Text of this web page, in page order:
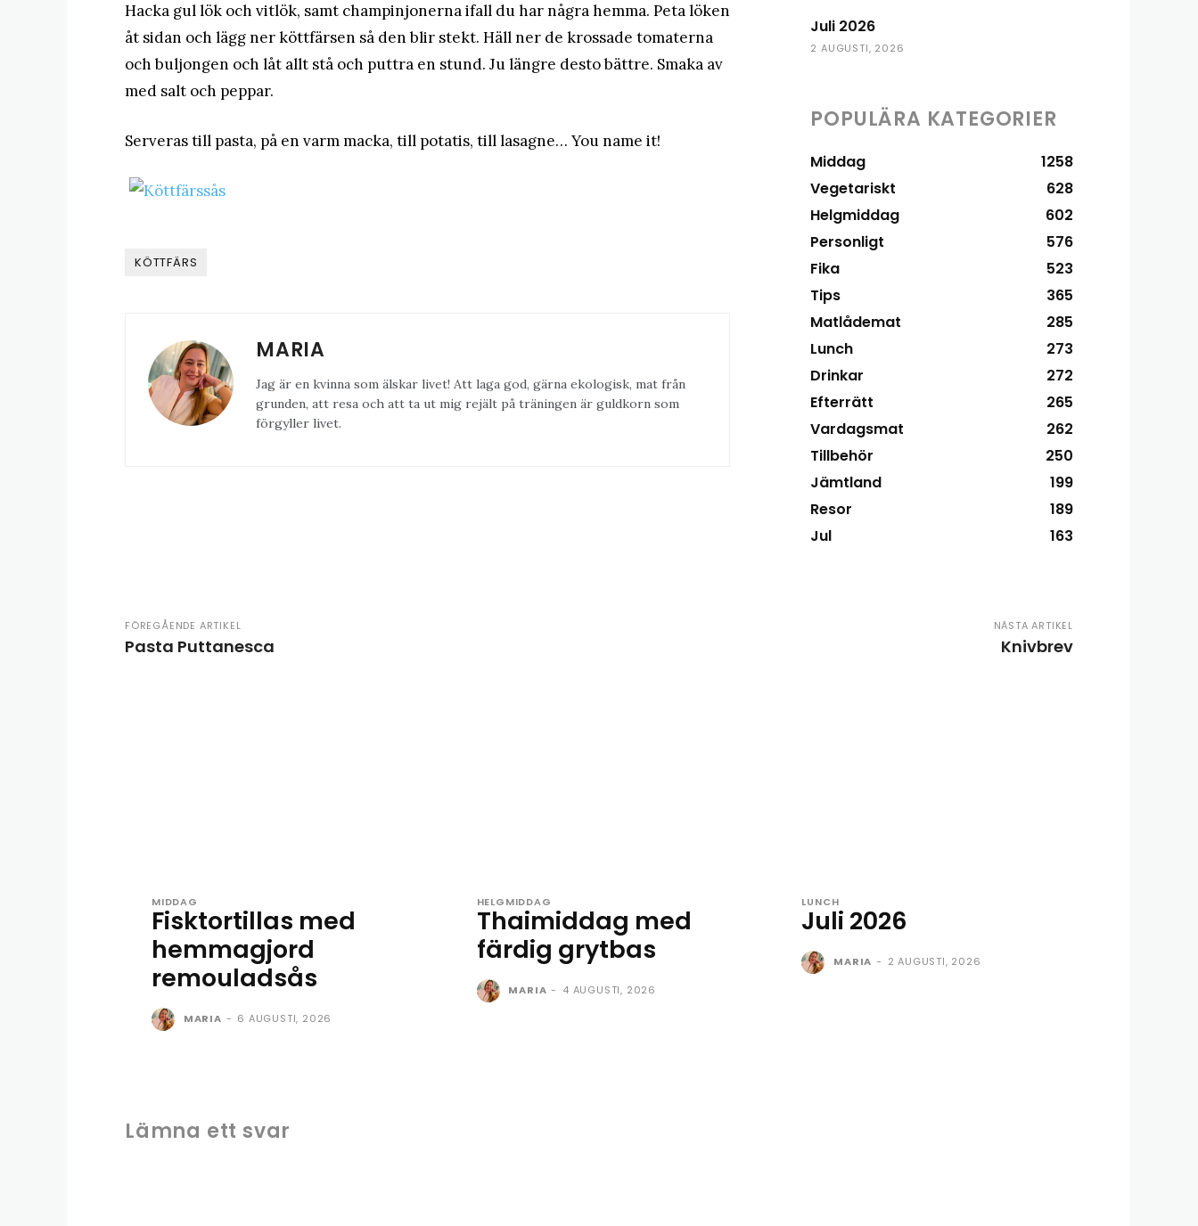
Hacka gul lök och vitlök, samt champinjonerna ifall du har några hemma. Peta löken
åt sidan och lägg ner köttfärsen så den blir stekt. Häll ner de krossade tomaterna
och buljongen och låt allt stå och puttra en stund. Ju längre desto bättre. Smaka av
med salt och peppar.
Serveras till pasta, på en varm macka, till potatis, till lasagne… You name it!
KÖTTFÄRS
MARIA
Jag är en kvinna som älskar livet! Att laga god, gärna ekologisk, mat från
grunden, att resa och att ta ut mig rejält på träningen är guldkorn som
förgyller livet.
Juli 2026
2 AUGUSTI, 2026
POPULÄRA KATEGORIER
Middag
1258
Vegetariskt
628
Helgmiddag
602
Personligt
576
Fika
523
Tips
365
Matlådemat
285
Lunch
273
Drinkar
272
Efterrätt
265
Vardagsmat
262
Tillbehör
250
Jämtland
199
Resor
189
Jul
163
FÖREGÅENDE ARTIKEL
Pasta Puttanesca
NÄSTA ARTIKEL
Knivbrev
MIDDAG
Fisktortillas med
hemmagjord
remouladsås
MARIA - 6 AUGUSTI, 2026
HELGMIDDAG
Thaimiddag med
färdig grytbas
MARIA - 4 AUGUSTI, 2026
LUNCH
Juli 2026
MARIA - 2 AUGUSTI, 2026
Lämna ett svar